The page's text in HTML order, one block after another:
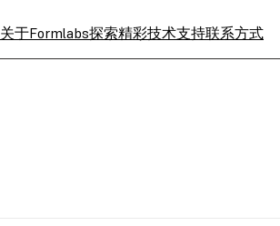
关于Formlabs探索精彩技术支持联系方式